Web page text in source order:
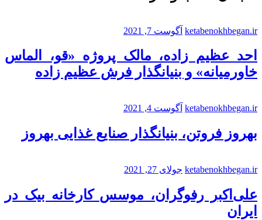
ketabenokhbegan.ir آگوست 7, 2021
احد عظیم زاده، مالک پروژه «قو، الماس
خاورمیانه» و بنیانگذار فرش عظیم زاده
ketabenokhbegan.ir آگوست 4, 2021
بهروز فروتن، بنیانگذار صنایع غذایی بهروز
ketabenokhbegan.ir جولای 27, 2021
علی‌اکبر رفوگران، موسس کارخانه بیک در
ایران